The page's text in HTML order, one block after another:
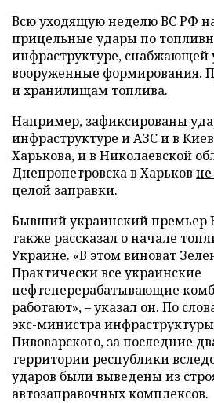
Всю уходящую неделю ВС РФ
прицельные удары по
инфраструктуре, снабжающей
вооруженные формирования.
и хранилищам топлива.
Например, зафиксированы
инфраструктуре и АЗС и в
Харькова, и в Николаевской
Днепропетровска в Харьков не
целой заправки.
Бывший украинский премьер
также рассказал о начале
Украине. «В этом виноват
Практически все украинские
нефтеперерабатывающие
работают», –указал он. По
экс-министра
Пивоварского, за последние
территории республики
ударов были выведены из
автозаправочных комплексов.